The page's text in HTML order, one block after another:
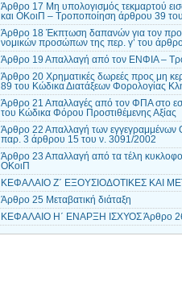
Άρθρο 17 Μη υπολογισμός τεκμαρτού
και ΟΚοιΠ – Τροποποίηση άρθρου 39
Άρθρο 18 Έκπτωση δαπανών για τον
νομικών προσώπων της περ. γ’ του
Άρθρο 19 Απαλλαγή από τον ΕΝΦΙΑ –
Άρθρο 20 Χρηματικές δωρεές προς μη
89 του Κώδικα Διατάξεων Φορολογίας
Άρθρο 21 Απαλλαγές από τον ΦΠΑ στο
του Κώδικα Φόρου Προστιθέμενης Αξίας
Άρθρο 22 Απαλλαγή των εγγεγραμμένων
παρ. 3 άρθρου 15 του ν. 3091/2002
Άρθρο 23 Απαλλαγή από τα τέλη
ΟΚοιΠ
ΚΕΦΑΛΑΙΟ Ζ΄ ΕΞΟΥΣΙΟΔΟΤΙΚΕΣ ΚΑΙ
Άρθρο 25 Μεταβατική διάταξη
ΚΕΦΑΛΑΙΟ Η΄ ΕΝΑΡΞΗ ΙΣΧΥΟΣ Άρθρο